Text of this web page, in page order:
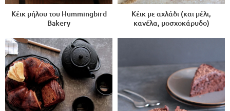
Κέικ μήλου του Hummingbird
Bakery
Κέικ με αχλάδι (και μέλι,
κανέλα, μοσχοκάρυδο)